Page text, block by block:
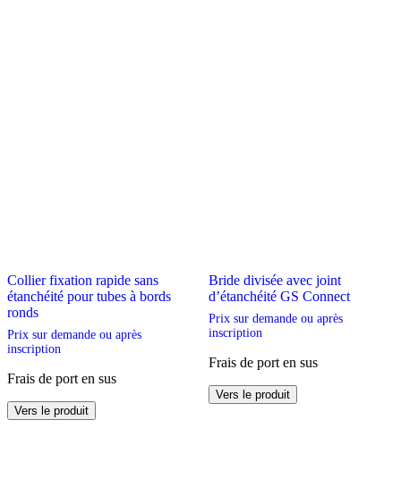
Collier fixation rapide sans
étanchéité pour tubes à bords
ronds
Prix sur demande ou après
inscription
Frais de port en sus
Ce
produit
Vers le produit
Bride divisée avec joint
d’étanchéité GS Connect
Prix sur demande ou après
inscription
Frais de port en sus
Ce
produit
Vers le produit